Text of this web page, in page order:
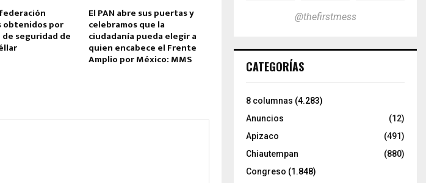
obtenidos por
seguridad de
El PAN abre sus puertas y
celebramos que la
ciudadanía pueda elegir a
quien encabece el Frente
Amplio por México: MMS
@thefirstmess
CATEGORÍAS
8 columnas (4.283)
Anuncios
(12)
Apizaco
(491)
Chiautempan
(880)
Congreso (1.848)